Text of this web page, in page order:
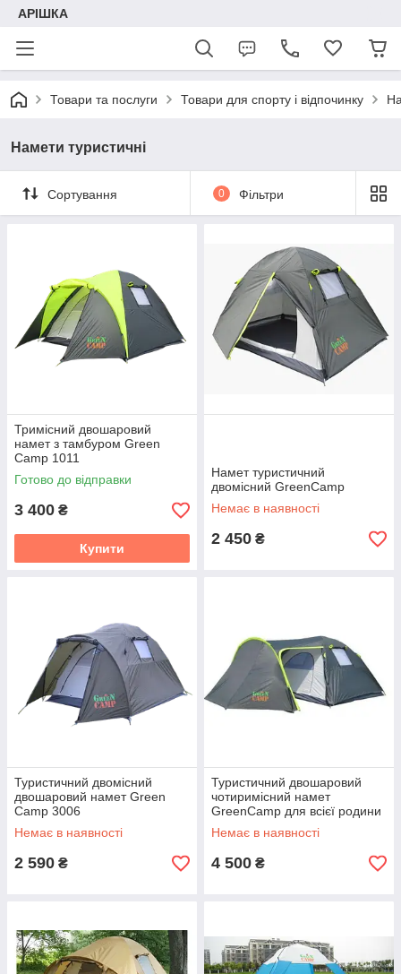
АРІШКА
Товари та послуги Товари для спорту і відпочинку
Намети туристичні
Сортування 0 Фільтри
Тримісний двошаровий
намет з тамбуром Green
Camp 1011
Готово до відправки
3 400 ₴
Купити
Намет туристичний
двомісний GreenCamp
Немає в наявності
2 450 ₴
Туристичний двомісний
двошаровий намет Green
Camp 3006
Немає в наявності
2 590 ₴
Туристичний двошаровий
чотиримісний намет
GreenCamp для всієї родини
Немає в наявності
4 500 ₴